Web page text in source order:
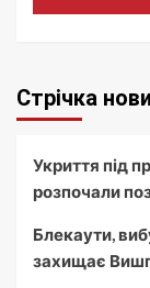
Стрічка
Укриття під
розпочали
Блекаути,
захищає